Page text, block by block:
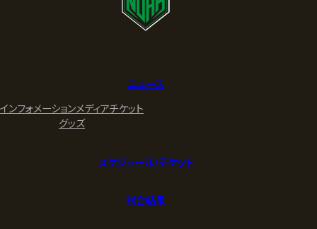
ニュース
インフォメーションメディアチケット
グッズ
スケジュール/チケット
試合結果